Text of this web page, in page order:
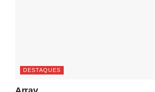
DESTAQUES